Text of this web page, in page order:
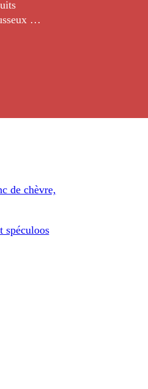
et
de chèvre,
spéculoos